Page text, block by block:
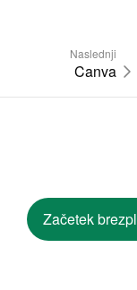
Naslednji
Canva
Začetek